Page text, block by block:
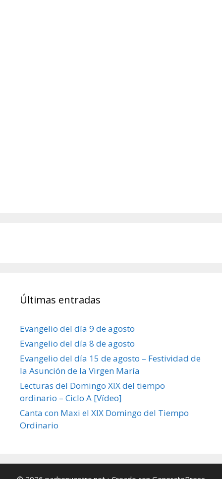
Últimas entradas
Evangelio del día 9 de agosto
Evangelio del día 8 de agosto
Evangelio del día 15 de agosto – Festividad de
la Asunción de la Virgen María
Lecturas del Domingo XIX del tiempo
ordinario – Ciclo A [Vídeo]
Canta con Maxi el XIX Domingo del Tiempo
Ordinario